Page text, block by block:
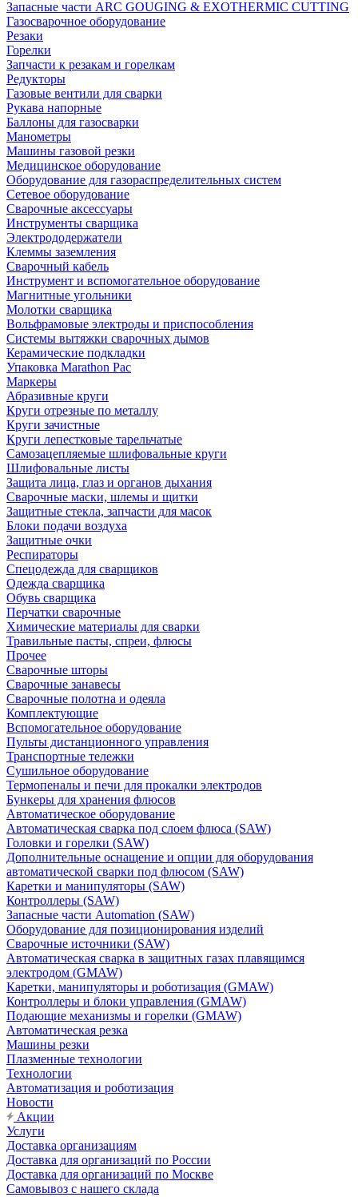
Запасные части ARC GOUGING & EXOTHERMIC CUTTING
Газосварочное оборудование
Резаки
Горелки
Запчасти к резакам и горелкам
Редукторы
Газовые вентили для сварки
Рукава напорные
Баллоны для газосварки
Манометры
Машины газовой резки
Медицинское оборудование
Оборудование для газораспределительных систем
Сетевое оборудование
Сварочные аксессуары
Инструменты сварщика
Электрододержатели
Клеммы заземления
Сварочный кабель
Инструмент и вспомогательное оборудование
Магнитные угольники
Молотки сварщика
Вольфрамовые электроды и приспособления
Системы вытяжки сварочных дымов
Керамические подкладки
Упаковка Marathon Pac
Маркеры
Абразивные круги
Круги отрезные по металлу
Круги зачистные
Круги лепестковые тарельчатые
Самозацепляемые шлифовальные круги
Шлифовальные листы
Защита лица, глаз и органов дыхания
Сварочные маски, шлемы и щитки
Защитные стекла, запчасти для масок
Блоки подачи воздуха
Защитные очки
Респираторы
Спецодежда для сварщиков
Одежда сварщика
Обувь сварщика
Перчатки сварочные
Химические материалы для сварки
Травильные пасты, спреи, флюсы
Прочее
Сварочные шторы
Сварочные занавесы
Сварочные полотна и одеяла
Комплектующие
Вспомогательное оборудование
Пульты дистанционного управления
Транспортные тележки
Сушильное оборудование
Термопеналы и печи для прокалки электродов
Бункеры для хранения флюсов
Автоматическое оборудование
Автоматическая сварка под слоем флюса (SAW)
Головки и горелки (SAW)
Дополнительные оснащение и опции для оборудования
автоматической сварки под флюсом (SAW)
Каретки и манипуляторы (SAW)
Контроллеры (SAW)
Запасные части Automation (SAW)
Оборудование для позиционирования изделий
Сварочные источники (SAW)
Автоматическая сварка в защитных газах плавящимся
электродом (GMAW)
Каретки, манипуляторы и роботизация (GMAW)
Контроллеры и блоки управления (GMAW)
Подающие механизмы и горелки (GMAW)
Автоматическая резка
Машины резки
Плазменные технологии
Технологии
Автоматизация и роботизация
Новости
Акции
Услуги
Доставка организациям
Доставка для организаций по России
Доставка для организаций по Москве
Самовывоз с нашего склада